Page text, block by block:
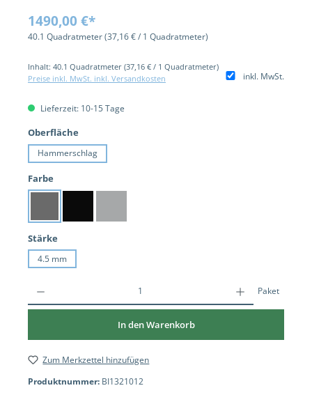
Regulärer Preis:
1490,00 €*
40.1 Quadratmeter(37,16 € / 1 Quadratmeter)
Inhalt: 40.1 Quadratmeter (37,16 € / 1 Quadratmeter)
inkl. MwSt.
Preise inkl. MwSt. inkl. Versandkosten
Lieferzeit: 10-15 Tage
Oberfläche
Hammerschlag
Farbe
Stärke
4.5 mm
Paket
In den Warenkorb
Zum Merkzettel hinzufügen
Produktnummer: BI1321012